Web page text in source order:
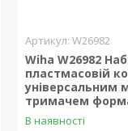
W26982
Wiha W26982
пластмасовій
універсальним
тримачем
В наявності